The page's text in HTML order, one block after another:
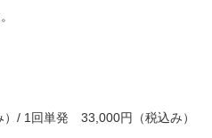
/ 1回単発 33,000円（税込み）